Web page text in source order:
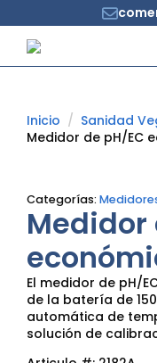
Inicio Sanidad
Medidor de pH/EC
Categorías:
Medidor
El medidor de pH/
de la batería de
automática de
solución de